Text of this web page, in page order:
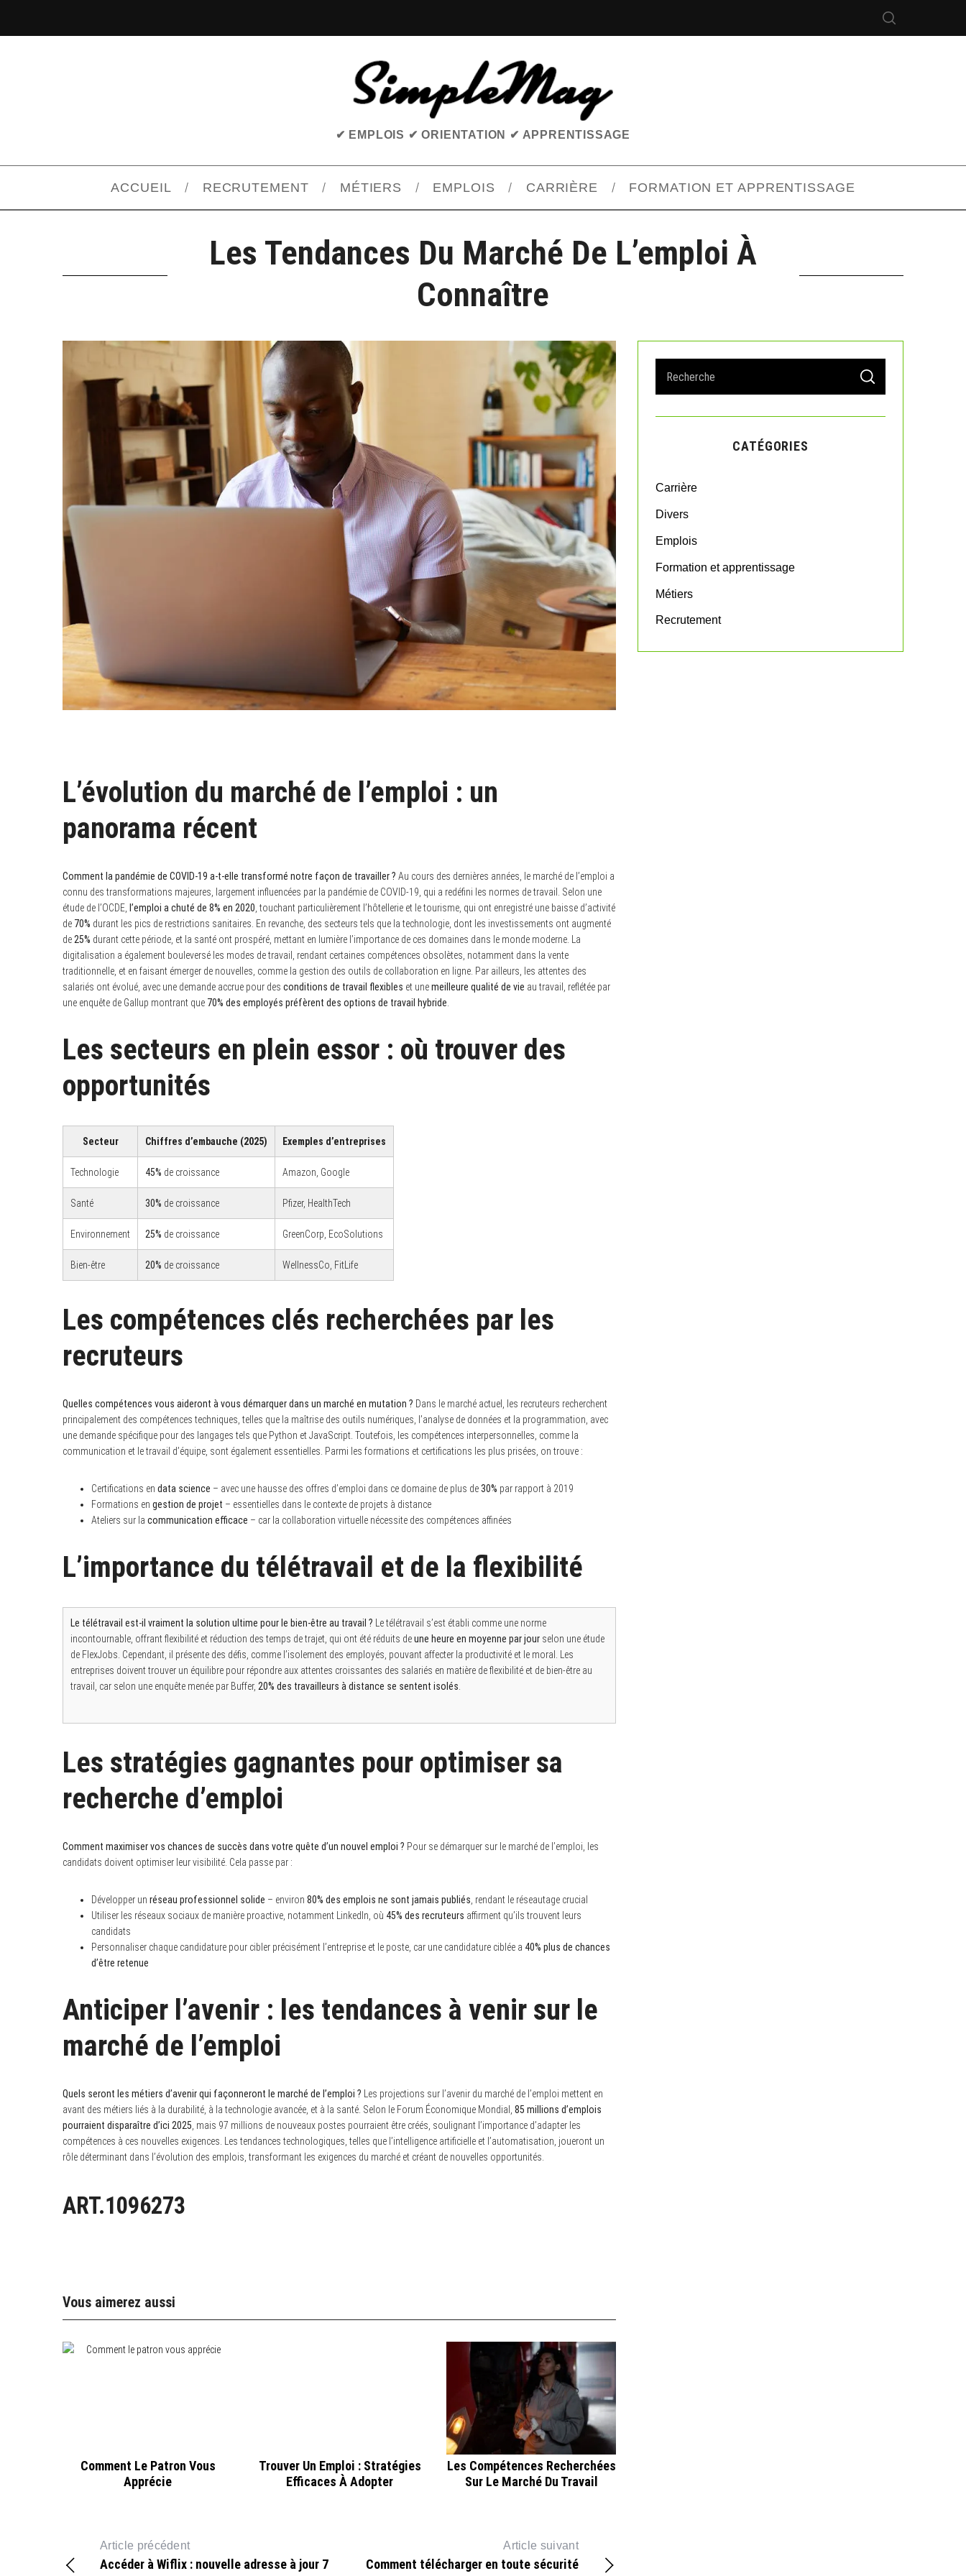
✔ EMPLOIS ✔ ORIENTATION ✔ APPRENTISSAGE
ACCUEIL RECRUTEMENT MÉTIERS EMPLOIS CARRIÈRE FORMATION ET APPRENTISSAGE
Les Tendances Du Marché De L’emploi À
Connaître
L’évolution du marché de l’emploi : un
panorama récent
Comment la pandémie de COVID-19 a-t-elle transformé notre façon de travailler ? Au cours des dernières années, le marché de l’emploi a
connu des transformations majeures, largement influencées par la pandémie de COVID-19, qui a redéfini les normes de travail. Selon une
étude de l’OCDE, l’emploi a chuté de 8% en 2020 , touchant particulièrement l’hôtellerie et le tourisme, qui ont enregistré une baisse d’activité
de 70% durant les pics de restrictions sanitaires. En revanche, des secteurs tels que la technologie, dont les investissements ont augmenté
de 25% durant cette période, et la santé ont prospéré, mettant en lumière l’importance de ces domaines dans le monde moderne. La
digitalisation a également bouleversé les modes de travail, rendant certaines compétences obsolètes, notamment dans la vente
traditionnelle, et en faisant émerger de nouvelles, comme la gestion des outils de collaboration en ligne. Par ailleurs, les attentes des
salariés ont évolué, avec une demande accrue pour des conditions de travail flexibles et unemeilleure qualité de vie au travail, reflétée par
une enquête de Gallup montrant que 70% des employés préfèrent des options de travail hybride
Les secteurs en plein essor : où trouver des
opportunités
Secteur Chiffres d’embauche (2025) Exemples d’entreprises
Technologie 45% de croissance Amazon, Google
Santé 30% de croissance Pfizer, HealthTech
Environnement 25% de croissance GreenCorp, EcoSolutions
Bien-être 20% de croissance WellnessCo, FitLife
Les compétences clés recherchées par les
recruteurs
Quelles compétences vous aideront à vous démarquer dans un marché en mutation ? Dans le marché actuel, les recruteurs recherchent
principalement des compétences techniques, telles que la maîtrise des outils numériques, l’analyse de données et la programmation, avec
une demande spécifique pour des langages tels que Python et JavaScript. Toutefois, les compétences interpersonnelles, comme la
communication et le travail d’équipe, sont également essentielles. Parmi les formations et certifications les plus prisées, on trouve :
Certifications en data science – avec une hausse des offres d’emploi dans ce domaine de plus de30% par rapport à 2019
Formations en gestion de projet – essentielles dans le contexte de projets à distance
Ateliers sur la communication efficace – car la collaboration virtuelle nécessite des compétences affinées
L’importance du télétravail et de la flexibilité
Le télétravail est-il vraiment la solution ultime pour le bien-être au travail ? Le télétravail s’est établi comme une norme
incontournable, offrant flexibilité et réduction des temps de trajet, qui ont été réduits deune heure en moyenne par jour selon une étude
de FlexJobs. Cependant, il présente des défis, comme l’isolement des employés, pouvant affecter la productivité et le moral. Les
entreprises doivent trouver un équilibre pour répondre aux attentes croissantes des salariés en matière de flexibilité et de bien-être au
travail, car selon une enquête menée par Buffer, 20% des travailleurs à distance se sentent isolés
Les stratégies gagnantes pour optimiser sa
recherche d’emploi
Comment maximiser vos chances de succès dans votre quête d’un nouvel emploi ? Pour se démarquer sur le marché de l’emploi, les
candidats doivent optimiser leur visibilité. Cela passe par :
Développer un réseau professionnel solide – environ 80% des emplois ne sont jamais publiés , rendant le réseautage crucial
Utiliser les réseaux sociaux de manière proactive, notamment LinkedIn, où 45% des recruteurs affirment qu’ils trouvent leurs
candidats
Personnaliser chaque candidature pour cibler précisément l’entreprise et le poste, car une candidature ciblée a 40% plus de chances
d’être retenue
Anticiper l’avenir : les tendances à venir sur le
marché de l’emploi
Quels seront les métiers d’avenir qui façonneront le marché de l’emploi ? Les projections sur l’avenir du marché de l’emploi mettent en
avant des métiers liés à la durabilité, à la technologie avancée, et à la santé. Selon le Forum Économique Mondial, 85 millions d’emplois
pourraient disparaître d’ici 2025 , mais 97 millions de nouveaux postes pourraient être créés, soulignant l’importance d’adapter les
compétences à ces nouvelles exigences. Les tendances technologiques, telles que l’intelligence artificielle et l’automatisation, joueront un
rôle déterminant dans l’évolution des emplois, transformant les exigences du marché et créant de nouvelles opportunités.
ART.1096273
Vous aimerez aussi
Comment Le Patron Vous
Apprécie
Trouver Un Emploi : Stratégies
Efficaces À Adopter
Les Compétences Recherchées
Sur Le Marché Du Travail
Article précédent
Accéder à Wiflix : nouvelle adresse à jour 7
Article suivant
Comment télécharger en toute sécurité
a
r
o
S
A
C
CATÉGORIES
Carrière
Divers
Emplois
Formation et apprentissage
Métiers
Recrutement
S
e
c
o
r